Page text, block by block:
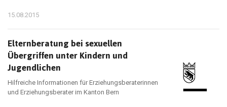
15.08.2015
Elternberatung bei sexuellen
Übergriffen unter Kindern und
Jugendlichen
Hilfreiche Informationen für Erziehungsberaterinnen
und Erziehungsberater im Kanton Bern